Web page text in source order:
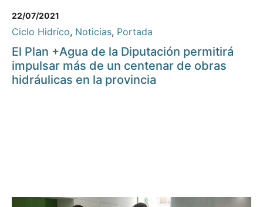
22/07/2021
Ciclo Hidríco, Noticias, Portada
El Plan +Agua de la Diputación permitirá
impulsar más de un centenar de obras
hidráulicas en la provincia